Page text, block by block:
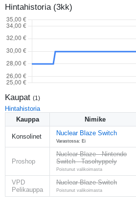
Hintahistoria (3kk)
Kaupat (1 )
Hintahistoria
Kauppa
Nimike
Konsolinet Nuclear Blaze Switch
Varastossa: Ei
Proshop
Nuclear Blaze - Nintendo
Switch - Tasohyppely
Poistunut valikoimasta
VPD
Pelikauppa
Nuclear Blaze Switch
Poistunut valikoimasta